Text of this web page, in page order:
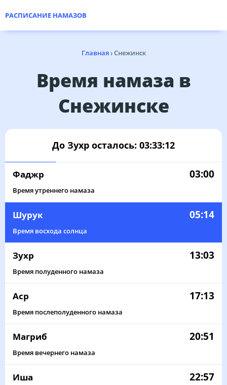
РАСПИСАНИЕ НАМАЗОВ
Главная›Снежинск
Время намаза в
Снежинске
До Зухр осталось: 03:33:12
Фаджр 03:00
Время утреннего намаза
Шурук 05:14
Время восхода солнца
Зухр 13:03
Время полуденного намаза
Аср 17:13
Время послеполуденного намаза
Магриб 20:51
Время вечернего намаза
Иша 22:57